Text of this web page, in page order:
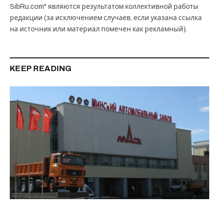
SibRu.com" являются результатом коллективной работы
редакции (за исключением случаев, если указана ссылка
на источник или материал помечен как рекламный).
KEEP READING